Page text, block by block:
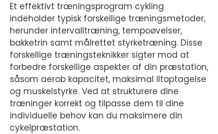
Et effektivt træningsprogram cykling
indeholder typisk forskellige træningsmetoder,
herunder intervalltræning, tempoøvelser,
bakketrin samt målrettet styrketræning. Disse
forskellige træningsteknikker sigter mod at
forbedre forskellige aspekter af din præstation,
såsom aerob kapacitet, maksimal iltoptagelse
og muskelstyrke. Ved at strukturere dine
træninger korrekt og tilpasse dem til dine
individuelle behov kan du maksimere din
cykelpræstation.